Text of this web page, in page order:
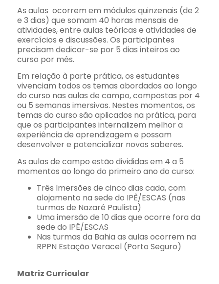
As aulas ocorrem em módulos quinzenais (de 2
e 3 dias) que somam 40 horas mensais de
atividades, entre aulas teóricas e atividades de
exercícios e discussões. Os participantes
precisam dedicar-se por 5 dias inteiros ao
curso por mês.
Em relação à parte prática, os estudantes
vivenciam todos os temas abordados ao longo
do curso nas aulas de campo, compostas por 4
ou 5 semanas imersivas. Nestes momentos, os
temas do curso são aplicados na prática, para
que os participantes internalizem melhor a
experiência de aprendizagem e possam
desenvolver e potencializar novos saberes.
As aulas de campo estão divididas em 4 a 5
momentos ao longo do primeiro ano do curso:
Três Imersões de cinco dias cada, com
alojamento na sede do IPÊ/ESCAS (nas
turmas de Nazaré Paulista)
Uma imersão de 10 dias que ocorre fora da
sede do IPÊ/ESCAS
Nas turmas da Bahia as aulas ocorrem na
RPPN Estação Veracel (Porto Seguro)
Matriz Curricular